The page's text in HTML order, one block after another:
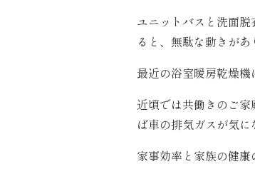
ユニットバスと洗面
ると、無駄な動きがあ
最近の浴室暖房乾燥
近頃では共働きのご
ば車の排気ガスが気
家事効率と家族の健